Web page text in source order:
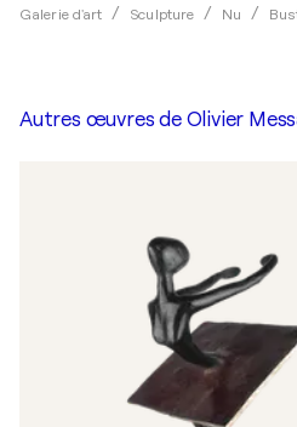
Galerie d'art Sculpture Nu
Autres œuvres de Olivier